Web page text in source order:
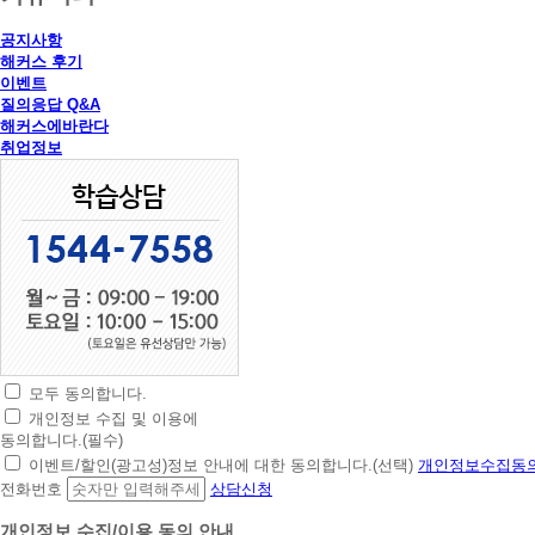
공지사항
해커스 후기
이벤트
질의응답 Q&A
해커스에바란다
취업정보
초
간
편
상
담
모두 동의합니다.
개인정보 수집 및 이용에
동의합니다.(필수)
이벤트/할인(광고성)정보 안내에 대한 동의합니다.(선택) 개인정보수집동
전화번호
상담신청